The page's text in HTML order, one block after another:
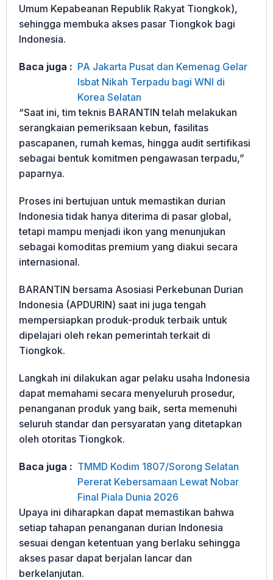
Umum Kepabeanan Republik Rakyat Tiongkok),
sehingga membuka akses pasar Tiongkok bagi
Indonesia.
Baca juga : PA Jakarta Pusat dan Kemenag Gelar
Isbat Nikah Terpadu bagi WNI di
Korea Selatan
“Saat ini, tim teknis BARANTIN telah melakukan
serangkaian pemeriksaan kebun, fasilitas
pascapanen, rumah kemas, hingga audit sertifikasi
sebagai bentuk komitmen pengawasan terpadu,”
paparnya.
Proses ini bertujuan untuk memastikan durian
Indonesia tidak hanya diterima di pasar global,
tetapi mampu menjadi ikon yang menunjukan
sebagai komoditas premium yang diakui secara
internasional.
BARANTIN bersama Asosiasi Perkebunan Durian
Indonesia (APDURIN) saat ini juga tengah
mempersiapkan produk-produk terbaik untuk
dipelajari oleh rekan pemerintah terkait di
Tiongkok.
Langkah ini dilakukan agar pelaku usaha Indonesia
dapat memahami secara menyeluruh prosedur,
penanganan produk yang baik, serta memenuhi
seluruh standar dan persyaratan yang ditetapkan
oleh otoritas Tiongkok.
Baca juga : TMMD Kodim 1807/Sorong Selatan
Pererat Kebersamaan Lewat Nobar
Final Piala Dunia 2026
Upaya ini diharapkan dapat memastikan bahwa
setiap tahapan penanganan durian Indonesia
sesuai dengan ketentuan yang berlaku sehingga
akses pasar dapat berjalan lancar dan
berkelanjutan.